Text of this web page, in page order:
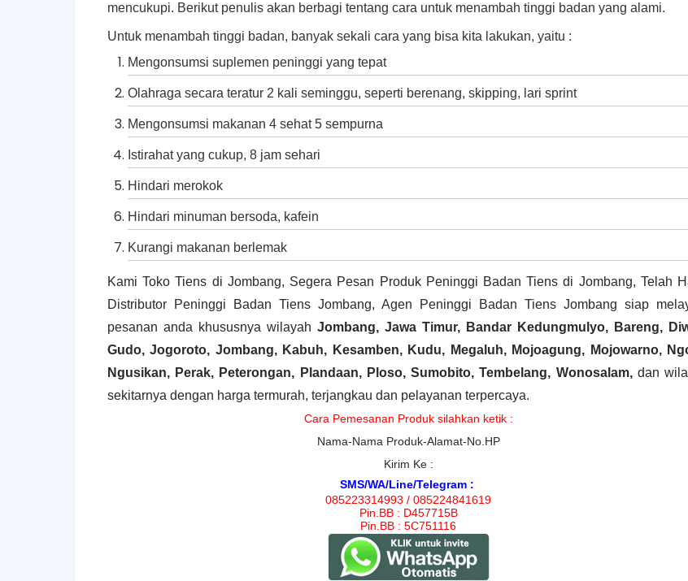
mencukupi. Berikut penulis akan berbagi tentang cara untuk menambah tinggi badan yang alami.
Untuk menambah tinggi badan, banyak sekali cara yang bisa kita lakukan, yaitu :
Mengonsumsi suplemen peninggi yang tepat
Olahraga secara teratur 2 kali seminggu, seperti berenang, skipping, lari sprint
Mengonsumsi makanan 4 sehat 5 sempurna
Istirahat yang cukup, 8 jam sehari
Hindari merokok
Hindari minuman bersoda, kafein
Kurangi makanan berlemak
Kami Toko Tiens di Jombang, Segera Pesan Produk Peninggi Badan Tiens di Jombang, Telah
Distributor Peninggi Badan Tiens Jombang, Agen Peninggi Badan Tiens Jombang siap
pesanan anda khususnya wilayah Jombang, Jawa Timur, Bandar Kedungmulyo, Bareng,
Gudo, Jogoroto, Jombang, Kabuh, Kesamben, Kudu, Megaluh, Mojoagung, Mojowarno,
Ngusikan, Perak, Peterongan, Plandaan, Ploso, Sumobito, Tembelang, Wonosalam, dan
sekitarnya dengan harga termurah, terjangkau dan pelayanan terpercaya.
Cara Pemesanan Produk silahkan ketik :
Nama-Nama Produk-Alamat-No.HP
Kirim Ke :
SMS/WA/Line/Telegram :
085223314993 / 085224841619
Pin.BB : D457715B
Pin.BB : 5C751116